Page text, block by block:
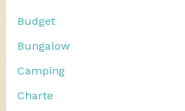
Budget
Bungalow
Camping
Charte